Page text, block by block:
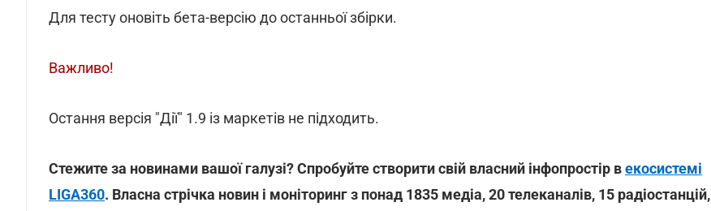
Для тесту оновіть бета-версію до останньої збірки.
Важливо!
Остання версія "Дії" 1.9 із маркетів не підходить.
Стежите за новинами вашої галузі? Спробуйте створити свій власний інфопростір векосистемі
LIGA360. Власна стрічка новин і моніторинг з понад 1835 медіа, 20 телеканалів, 15 радіостанцій,